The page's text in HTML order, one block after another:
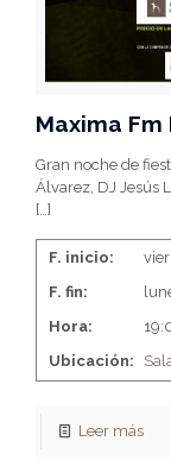
Maxima Fm
Gran noche de
Álvarez, DJ Jesús
[…]
F. inicio:
F. fin:
Hora:
Ubicación:
Leer más